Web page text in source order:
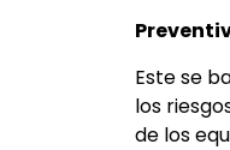
Este se
los
de los